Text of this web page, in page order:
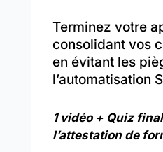
Terminez votre
consolidant vos
en évitant les
l’automatisation
1 vidéo + Quiz
l’attestation de